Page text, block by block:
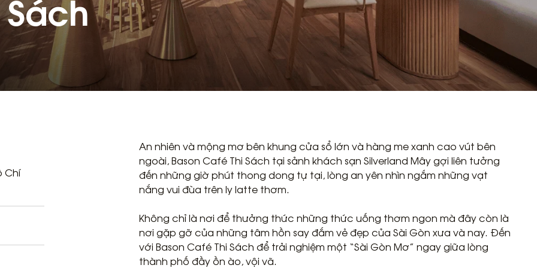
Chí
An nhiên và mộng mơ bên khung cửa sổ lớn và hàng me xanh cao vút bên
ngoài,Bason Café Thi Sách tại sảnh khách sạn Silverland Mâygợi liên tưởng
đến những giờ phút thong dong tự tại, lòng an yên nhìn ngắm những vạt
nắng vui đùa trên ly latte thơm.
Không chỉ là nơi để thưởng thức những thức uống thơm ngon mà đây còn là
nơi gặp gỡ của những tâm hồn say đắm vẻ đẹp của Sài Gòn xưa và nay. Đến
với Bason Café Thi Sách để trải nghiệm một “Sài Gòn Mơ” ngay giữa lòng
thành phố đầy ồn ào, vội vã.